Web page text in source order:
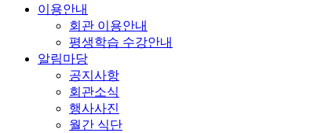
이용안내
회관 이용안내
평생학습 수강안내
알림마당
공지사항
회관소식
행사사진
월간 식단